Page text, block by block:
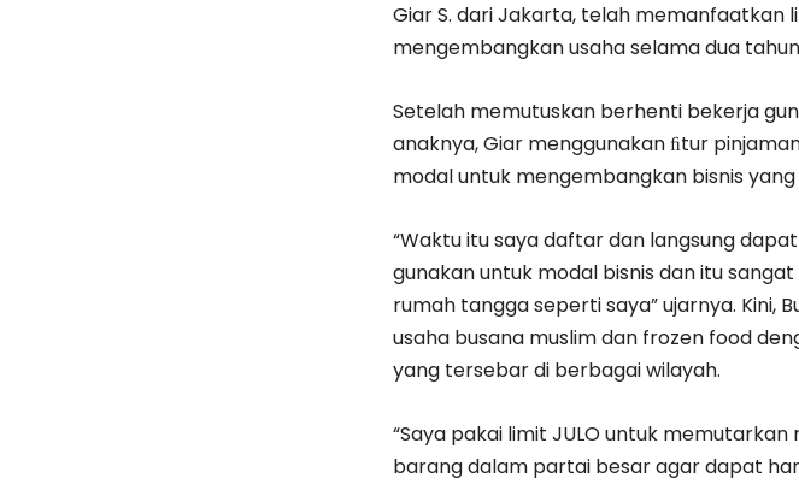
Giar S. dari Jakarta, telah memanfaatkan
mengembangkan usaha selama dua
Setelah memutuskan berhenti bekerja
anaknya, Giar menggunakan ﬁtur
modal untuk mengembangkan bisnis
“Waktu itu saya daftar dan langsung
gunakan untuk modal bisnis dan itu
rumah tangga seperti saya” ujarnya. Kini,
usaha busana muslim dan frozen food
yang tersebar di berbagai wilayah.
“Saya pakai limit JULO untuk
barang dalam partai besar agar dapat